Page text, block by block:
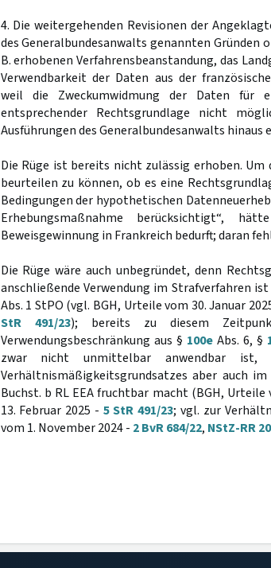
4. Die weitergehenden Revisionen der
des Generalbundesanwalts genannten Gründen
B. erhobenen Verfahrensbeanstandung, das
Verwendbarkeit der Daten aus der
weil die Zweckumwidmung der Daten für
entsprechender Rechtsgrundlage nicht
Ausführungen des Generalbundesanwalts hinaus
Die Rüge ist bereits nicht zulässig erhoben. Um
beurteilen zu können, ob es eine
Bedingungen der hypothetischen
Erhebungsmaßnahme berücksichtigt“,
Beweisgewinnung in Frankreich bedurft; daran
Die Rüge wäre auch unbegründet, denn
anschließende Verwendung im Strafverfahren ist
Abs. 1 StPO (vgl. BGH, Urteile vom 30. Januar
StR 491/23); bereits zu diesem
Verwendungsbeschränkung aus § 100eAbs. 6, §
zwar nicht unmittelbar anwendbar
Verhältnismäßigkeitsgrundsatzes aber auch
Buchst. b RL EEA fruchtbar macht (BGH, Urteile
13. Februar 2025 - 5 StR 491/23; vgl. zur
vom 1. November 2024 - 2 BvR 684/22, NStZ-RR